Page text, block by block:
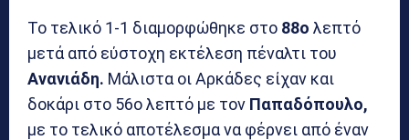
Το τελικό 1-1 διαμορφώθηκε στο 88ο λεπτό
μετά από εύστοχη εκτέλεση πέναλτι του
Ανανιάδη. Μάλιστα οι Αρκάδες είχαν και
δοκάρι στο 56ο λεπτό με τον Παπαδόπουλο,
με το τελικό αποτέλεσμα να φέρνει από έναν